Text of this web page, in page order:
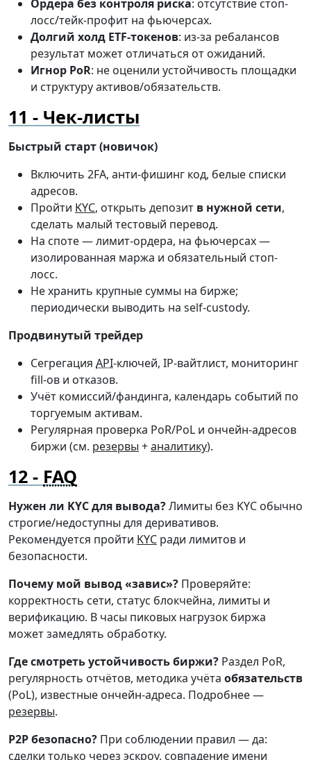
Ордера без контроля риска: отсутствие стоп-
лосс/тейк-профит на фьючерсах.
Долгий холд ETF-токенов: из-за ребалансов
результат может отличаться от ожиданий.
Игнор PoR: не оценили устойчивость площадки
и структуру активов/обязательств.
Чек-листы
Быстрый старт (новичок)
Включить 2FA, анти-фишинг код, белые списки
адресов.
Пройти KYC, открыть депозит в нужной сети,
сделать малый тестовый перевод.
На споте — лимит-ордера, на фьючерсах —
изолированная маржа и обязательный стоп-
лосс.
Не хранить крупные суммы на бирже;
периодически выводить на self-custody.
Продвинутый трейдер
Сегрегация API-ключей, IP-вайтлист, мониторинг
fill-ов и отказов.
Учёт комиссий/фандинга, календарь событий по
торгуемым активам.
Регулярная проверка PoR/PoL и ончейн-адресов
биржи (см. резервы +аналитику).
FAQ
Нужен ли KYC для вывода?Лимиты без KYC обычно
строгие/недоступны для деривативов.
Рекомендуется пройти KYC ради лимитов и
безопасности.
Почему мой вывод «завис»? Проверяйте:
корректность сети, статус блокчейна, лимиты и
верификацию. В часы пиковых нагрузок биржа
может замедлять обработку.
Где смотреть устойчивость биржи? Раздел PoR,
регулярность отчётов, методика учёта обязательств
(PoL), известные ончейн-адреса. Подробнее —
резервы.
P2P безопасно? При соблюдении правил — да:
сделки только через эскроу, совпадение имени